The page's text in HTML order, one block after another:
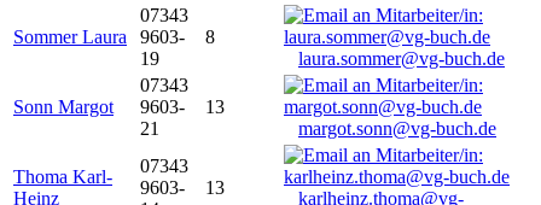
Sommer Laura
07343
9603-
19
8
laura.sommer@vg-buch.de
Sonn Margot
07343
9603-
21
13
margot.sonn@vg-buch.de
Thoma Karl-
Heinz
07343
9603-
13
karlheinz.thoma@vg-